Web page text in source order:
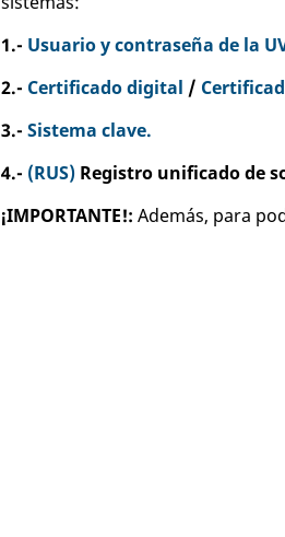
1.- Usuario y contraseña de la
2.- Certificado digital /
3.- Sistema clave.
4.- (RUS) Registro unificado de
¡IMPORTANTE!: Además, para